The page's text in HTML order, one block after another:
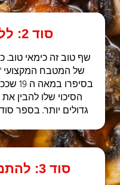
סוד 2: ללמוד על כימיה
שף טוב זה כימאי
של המטבח המקצועי
הסיכוי שלו להבין
גדולים יותר. בספר
סוד 3: להתמקד במטבח אחד